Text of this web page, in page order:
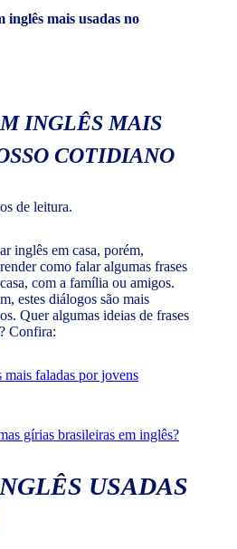
inglês mais usadas no
INGLÊS MAIS
COTIDIANO
de leitura.
inglês em casa, porém,
como falar algumas frases
com a família ou amigos.
estes diálogos são mais
Quer algumas ideias de frases
Confira:
mais faladas por jovens
gírias brasileiras em inglês?
USADAS